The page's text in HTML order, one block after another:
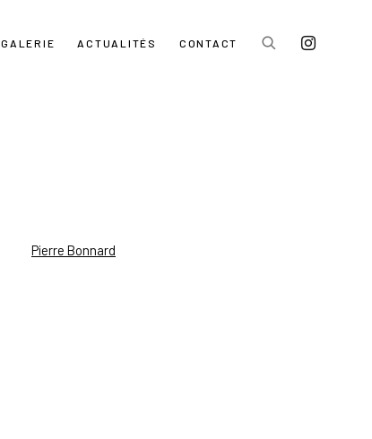
GALERIE ACTUALITÉS CONTACT